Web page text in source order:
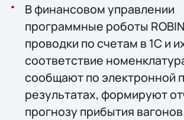
В финансовом управлении
программные роботы
проводки по счетам в 1С и
соответствие
сообщают по электронной
результатах, формируют
прогнозу прибытия